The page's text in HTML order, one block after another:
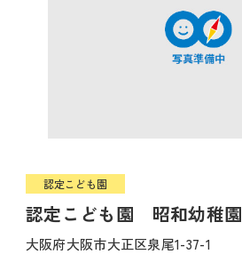
認定こども園 昭和幼稚園
認定こども園
大阪府大阪市大正区泉尾1-37-1